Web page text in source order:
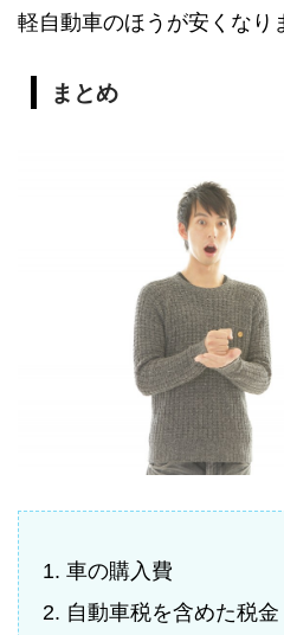
軽自動車のほうが安くなり
まとめ
車の購入費
自動車税を含めた税金